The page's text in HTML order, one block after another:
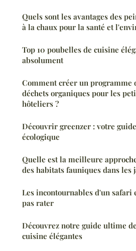
Quels sont les avantages des
à la chaux pour la santé et
Top 10 poubelles de cuisine
absolument
Comment créer un programme
déchets organiques pour les
hôteliers ?
Découvrir greenzer : votre
écologique
Quelle est la meilleure
des habitats fauniques dans les
Les incontournables d'un safari
pas rater
Découvrez notre guide ultime
cuisine élégantes